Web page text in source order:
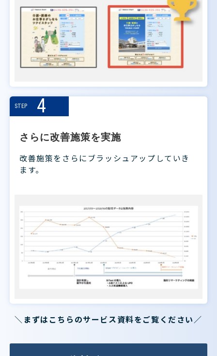
STEP 4
さらに改善施策を実施
改善施策をさらにブラッシュアップしていき
ます。
＼まずはこちらのサービス資料をご覧ください／